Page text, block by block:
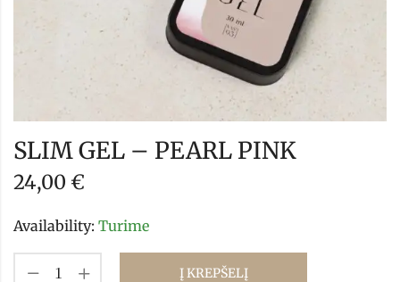
SLIM GEL – PEARL PINK
24,00 €
Availability: Turime
Į KREPŠELĮ